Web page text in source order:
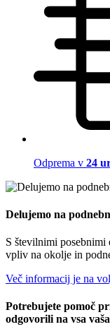
Odprema v 24
Delujemo na
S številnimi posebnimi
vpliv na okolje in
Več informacij je na
Potrebujete pomoč
odgovorili na vsa